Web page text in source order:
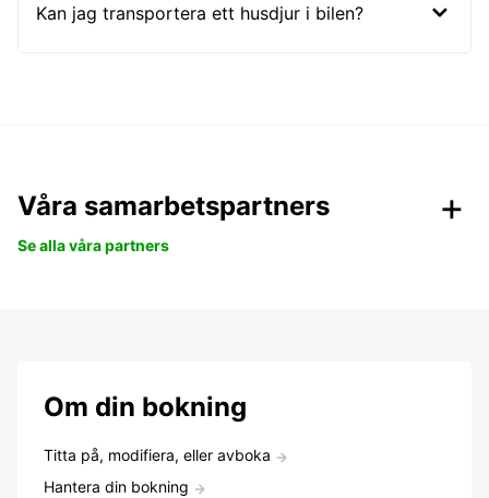
Kan jag transportera ett husdjur i bilen?
Våra samarbetspartners
Se alla våra partners
Om din bokning
Titta på, modifiera, eller avboka
Hantera din bokning